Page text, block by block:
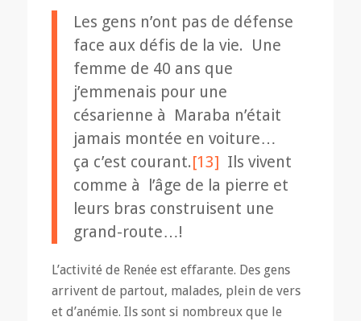
Les gens n’ont pas de défense
face aux défis de la vie. Une
femme de 40 ans que
j’emmenais pour une
césarienne à Maraba n’était
jamais montée en voiture…
ça c’est courant.[13] Ils vivent
comme à l’âge de la pierre et
leurs bras construisent une
grand-route…!
L’activité de Renée est effarante. Des gens
arrivent de partout, malades, plein de vers
et d’anémie. Ils sont si nombreux que le